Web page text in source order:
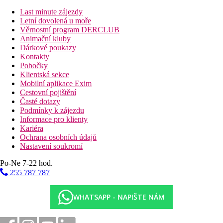
Vzdálenosti
1,5 km
Nákupy
65 km
Vzdálenost od nejbližšího letiště
1,5 km
Centrum města
2 km
Vlakové nádraží
Fotogalerie
Last minute zájezdy
Letní dovolená u moře
Věrnostní program DERCLUB
Animační kluby
Dárkové poukazy
Kontakty
Pobočky
Klientská sekce
Mobilní aplikace Exim
Cestovní pojištění
Časté dotazy
Podmínky k zájezdu
Informace pro klienty
Kariéra
Ochrana osobních údajů
Nastavení soukromí
Po-Ne 7-22 hod.
255 787 787
WHATSAPP - NAPIŠTE NÁM